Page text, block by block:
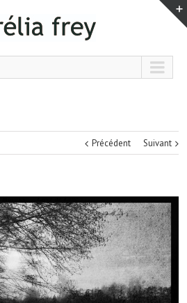
Précédent Suivant